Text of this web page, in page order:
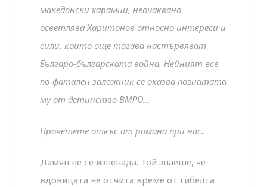
македонски харамии, неочаквано
осветлява Харитонов относно интереси и
сили, които още тогава настървяват
Българо-българската война. Нейният все
по-фатален заложник се оказва познатата
му от детинство ВМРО…
Прочетете откъс от романа при нас.
Дамян не се изненада. Той знаеше, че
вдовицата не отчита време от гибелта